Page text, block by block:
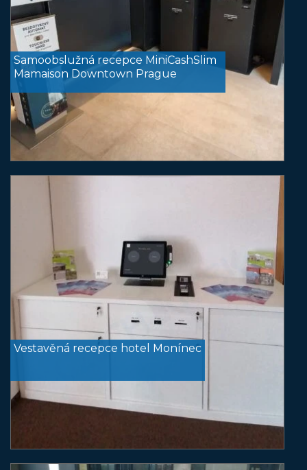
Samoobslužná recepce MiniCashSlim
Mamaison Downtown Prague
Vestavěná recepce hotel Monínec